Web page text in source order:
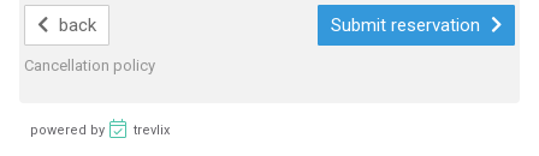
Submit reservation
back
Cancellation policy
powered by trevlix